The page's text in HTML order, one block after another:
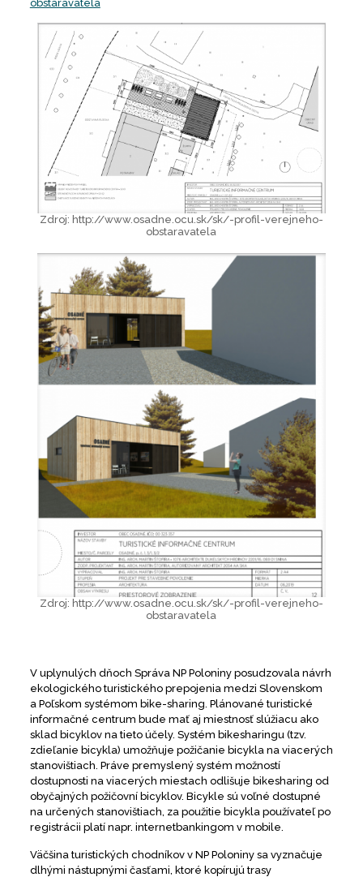
obstaravatela
Zdroj: http://www.osadne.ocu.sk/sk/-profil-verejneho-
obstaravatela
Zdroj: http://www.osadne.ocu.sk/sk/-profil-verejneho-
obstaravatela
V uplynulých dňoch Správa NP Poloniny posudzovala návrh
ekologického turistického prepojenia medzi Slovenskom
a Poľskom systémom bike-sharing. Plánované turistické
informačné centrum bude mať aj miestnosť slúžiacu ako
sklad bicyklov na tieto účely. Systém bikesharingu (tzv.
zdieľanie bicykla) umožňuje požičanie bicykla na viacerých
stanovištiach. Práve premyslený systém možností
dostupnosti na viacerých miestach odlišuje bikesharing od
obyčajných požičovní bicyklov. Bicykle sú voľné dostupné
na určených stanovištiach, za použitie bicykla používateľ po
registrácii platí napr. internetbankingom v mobile.
Väčšina turistických chodníkov v NP Poloniny sa vyznačuje
dlhými nástupnými časťami, ktoré kopírujú trasy